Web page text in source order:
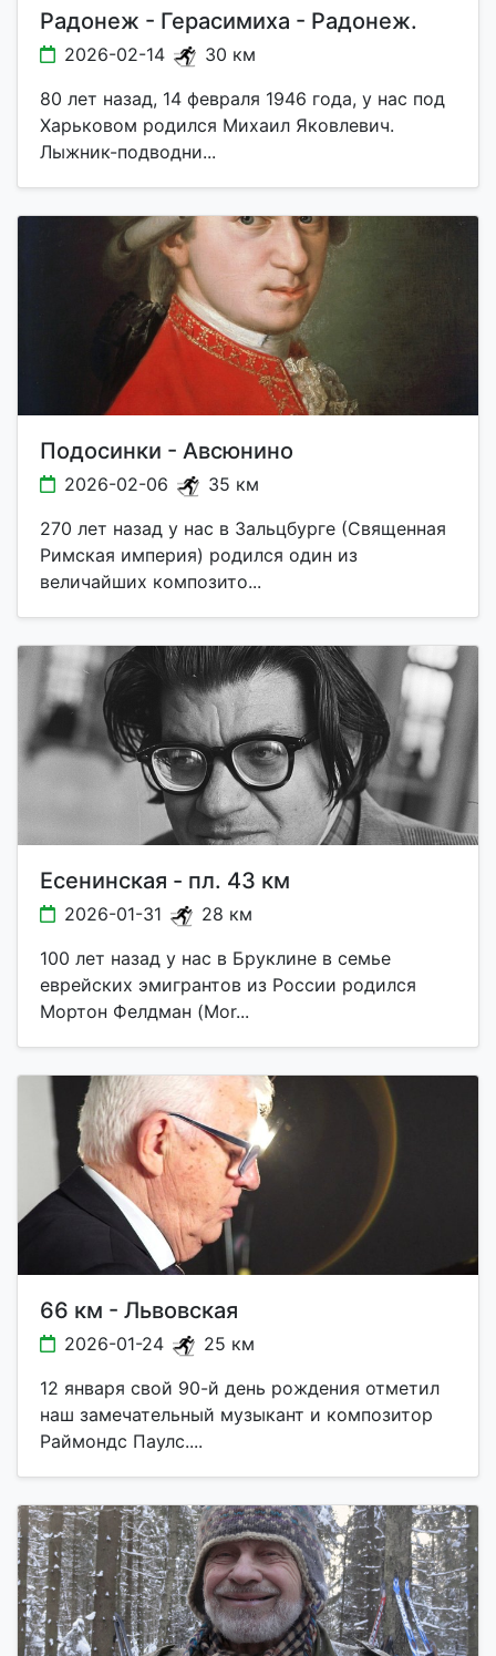
Радонеж - Герасимиха - Радонеж.
2026-02-14
30 км
80 лет назад, 14 февраля 1946 года, у нас под
Харьковом родился Михаил Яковлевич.
Лыжник-подводни...
Подосинки - Авсюнино
2026-02-06
35 км
270 лет назад у нас в Зальцбурге (Священная
Римская империя) родился один из
величайших композито...
Есенинская - пл. 43 км
2026-01-31
28 км
100 лет назад у нас в Бруклине в семье
еврейских эмигрантов из России родился
Мортон Фелдман (Mor...
66 км - Львовская
2026-01-24
25 км
12 января свой 90-й день рождения отметил
наш замечательный музыкант и композитор
Раймондс Паулс....